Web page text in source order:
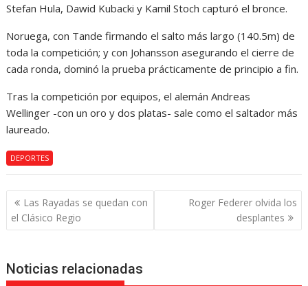
Stefan Hula, Dawid Kubacki y Kamil Stoch capturó el bronce.
Noruega, con Tande firmando el salto más largo (140.5m) de
toda la competición; y con Johansson asegurando el cierre de
cada ronda, dominó la prueba prácticamente de principio a fin.
Tras la competición por equipos, el alemán Andreas
Wellinger -con un oro y dos platas- sale como el saltador más
laureado.
DEPORTES
Navegación
de
entradas
Las Rayadas se quedan con
el Clásico Regio
Roger Federer olvida los
desplantes
Noticias relacionadas